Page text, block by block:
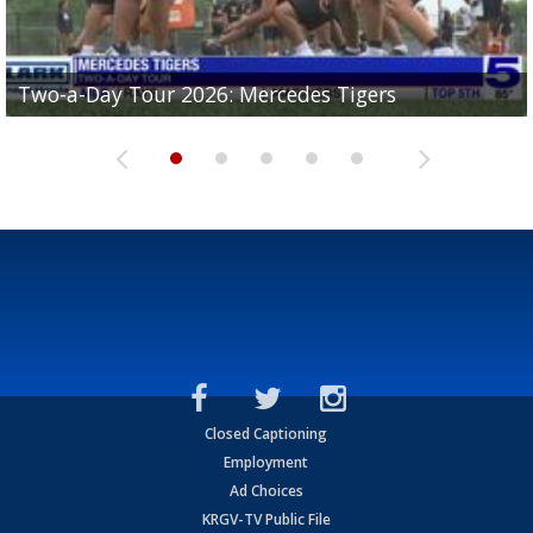
Two-a-Day Tour 2026: Mercedes Tigers
Two-a-Day Tour 2026: Progreso Red Ants
Two-a-Day Tour 2026: Donna Redskins
Two-a-Day Tour 2026: Brownsville Pace Vikings
Two-a-Day Tour 2026: La Joya Coyotes
Closed Captioning
Employment
Ad Choices
KRGV-TV Public File